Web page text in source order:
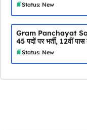
Status: New
Gram Panchayat
45 पदों पर भर्ती, 12वीं
Status: New